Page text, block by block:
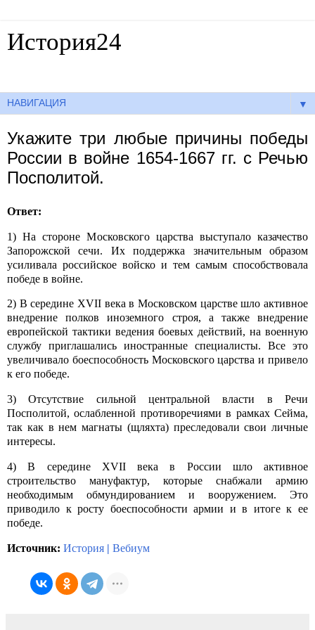
История24
▼
Укажите три любые причины победы
России в войне 1654-1667 гг. с Речью
Посполитой.
Ответ:
1) На стороне Московского царства выступало казачество
Запорожской сечи. Их поддержка значительным образом
усиливала российское войско и тем самым способствовала
победе в войне.
2) В середине XVII века в Московском царстве шло активное
внедрение полков иноземного строя, а также внедрение
европейской тактики ведения боевых действий, на военную
службу приглашались иностранные специалисты. Все это
увеличивало боеспособность Московского царства и привело
к его победе.
3) Отсутствие сильной центральной власти в Речи
Посполитой, ослабленной противоречиями в рамках Сейма,
так как в нем магнаты (щляхта) преследовали свои личные
интересы.
4) В середине XVII
века в России шло активное
строительство мануфактур, которые снабжали армию
необходимым обмундированием и вооружением. Это
приводило к росту боеспособности армии и в итоге к ее
победе.
Источник: История | Вебиум